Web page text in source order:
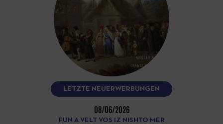
LETZTE NEUERWERBUNGEN
08/06/2026
FUN A VELT VOS IZ NISHTO MER